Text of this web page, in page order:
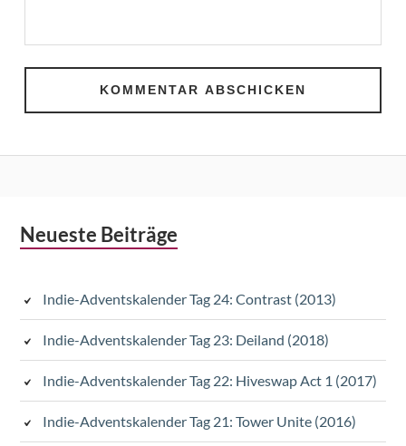
Subsidiary
Neueste Beiträge
Indie-Adventskalender Tag 24: Contrast (2013)
Indie-Adventskalender Tag 23: Deiland (2018)
Indie-Adventskalender Tag 22: Hiveswap Act 1 (2017)
Indie-Adventskalender Tag 21: Tower Unite (2016)